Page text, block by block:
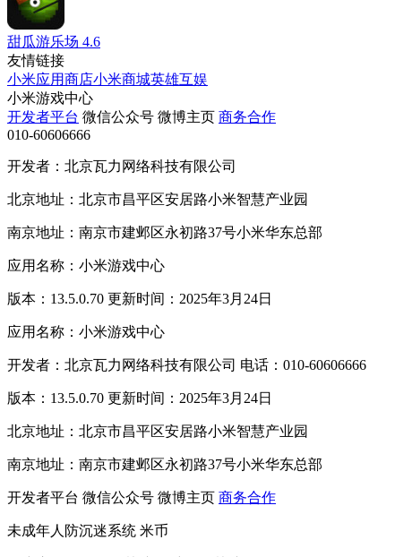
甜瓜游乐场 4.6
友情链接
小米应用商店小米商城英雄互娱
小米游戏中心
开发者平台 微信公众号 微博主页 商务合作
010-60606666
开发者：北京瓦力网络科技有限公司
北京地址：北京市昌平区安居路小米智慧产业园
南京地址：南京市建邺区永初路37号小米华东总部
应用名称：小米游戏中心
版本：13.5.0.70 更新时间：2025年3月24日
应用名称：小米游戏中心
开发者：北京瓦力网络科技有限公司 电话：010-60606666
版本：13.5.0.70 更新时间：2025年3月24日
北京地址：北京市昌平区安居路小米智慧产业园
南京地址：南京市建邺区永初路37号小米华东总部
开发者平台 微信公众号 微博主页 商务合作
未成年人防沉迷系统 米币